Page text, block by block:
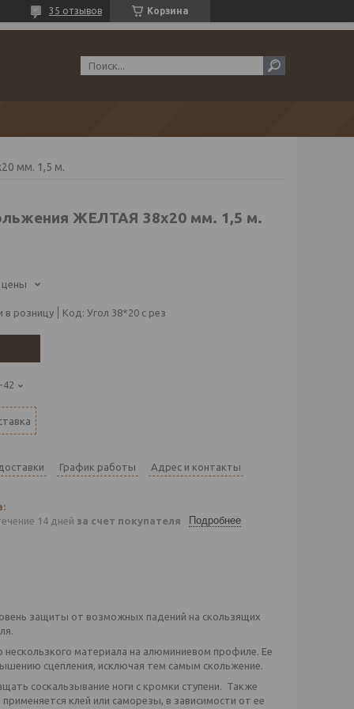
Корзина
35 отзывов
мм. 1,5 м.
ЖЕЛТАЯ 38х20 мм. 1,5 м.
цены
в розницу Код: Угол 38*20 с рез
42
График работы Адрес и контакты
14 дней за счет покупателя Подробнее
защиты от возможных падений на скользящих
нескользкого материала на алюминиевом профиле. Ее
сцепления, исключая тем самым скольжение.
соскальзывание ноги с кромки ступени. Также
клей или саморезы, в зависимости от ее